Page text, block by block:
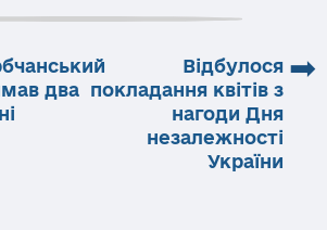
два
➡
Відбулося
покладання квітів з
нагоди Дня
незалежності
України